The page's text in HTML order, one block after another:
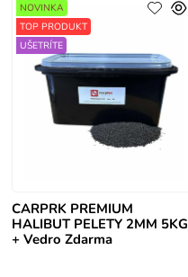
CARPRK PREMIUM
HALIBUT PELETY 2MM 5KG
+ Vedro Zdarma
NOVINKA
TOP PRODUKT
UŠETRÍTE